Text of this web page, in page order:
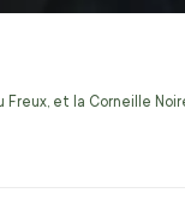
et la Corneille